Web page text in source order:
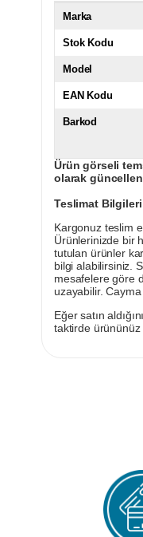
Marka
Stok Kodu
Model
EAN Kodu
Barkod
Ürün görseli
olarak
Teslimat Bilgileri
Kargonuz teslim
Ürünlerinizde bir
tutulan ürünler
bilgi alabilirsiniz.
mesafelere göre
uzayabilir.
Eğer satın
taktirde ürününüz